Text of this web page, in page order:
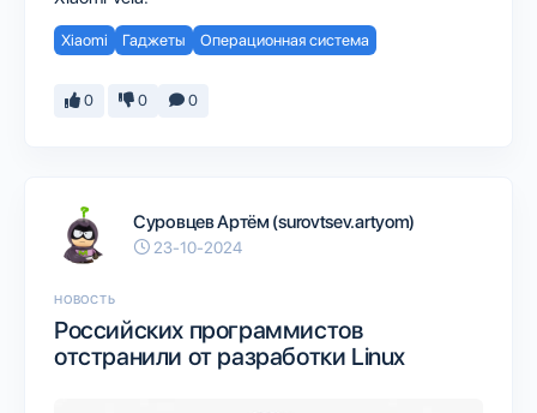
Xiaomi Гаджеты Операционная система
0 0 0
Суровцев Артём (surovtsev.artyom)
23-10-2024
НОВОСТЬ
Российских программистов
отстранили от разработки Linux